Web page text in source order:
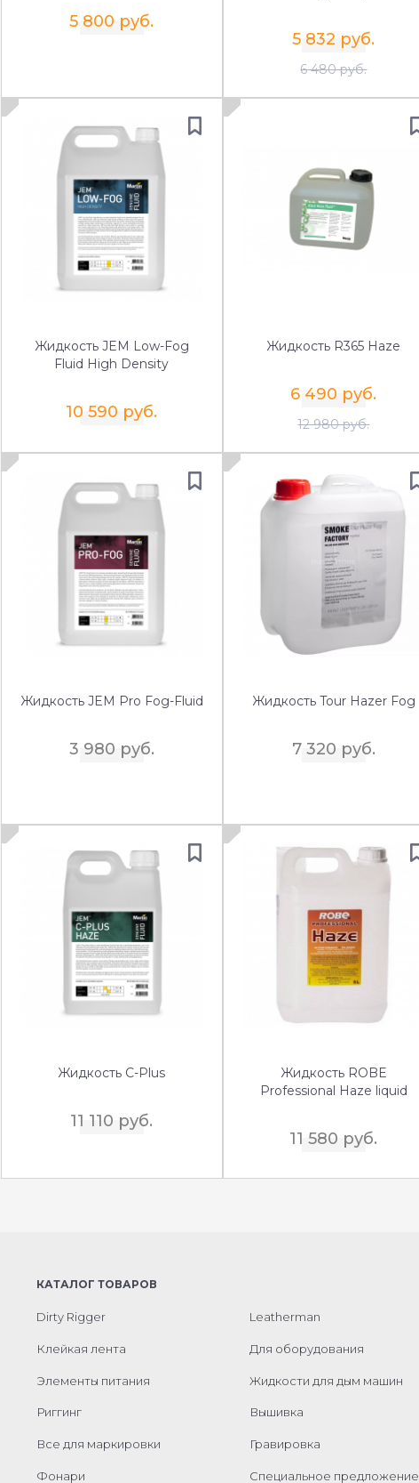
5 800 руб.
5 832 руб.
6 480 руб.
Жидкость JEM Low-Fog
Fluid High Density
10 590 руб.
Жидкость R365 Haze
6 490 руб.
12 980 руб.
Жидкость JEM Pro Fog-Fluid
3 980 руб.
Жидкость Tour Hazer Fog
7 320 руб.
Жидкость C-Plus
11 110 руб.
Жидкость ROBE
Professional Haze liquid
11 580 руб.
КАТАЛОГ ТОВАРОВ
Dirty Rigger
Клейкая лента
Элементы питания
Риггинг
Все для маркировки
Фонари
Leatherman
Для оборудования
Жидкости для дым машин
Вышивка
Гравировка
Специальное предложение